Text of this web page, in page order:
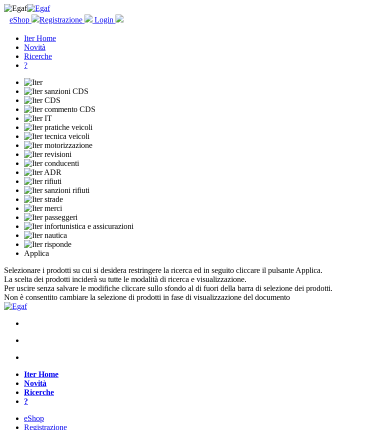
eShop Registrazione Login
Iter Home
Novità
Ricerche
?
Applica
Selezionare i prodotti su cui si desidera restringere la ricerca ed in seguito cliccare il pulsante Applica.
La scelta dei prodotti inciderà su tutte le modalità di ricerca e visualizzazione.
Per uscire senza salvare le modifiche cliccare sullo sfondo al di fuori della barra di selezione dei prodotti.
Non è consentito cambiare la selezione di prodotti in fase di visualizzazione del documento
Iter Home
Novità
Ricerche
?
eShop
Registrazione